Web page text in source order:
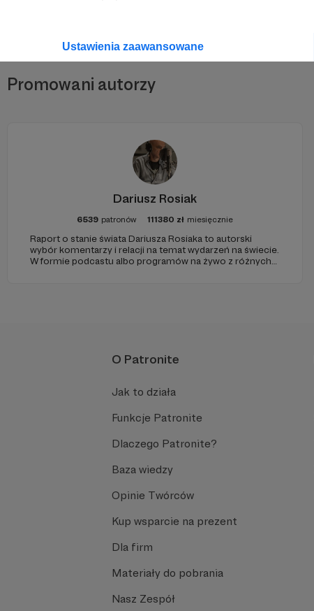
Ustawienia zaawansowane
Promowani autorzy
Dariusz Rosiak
6539 patronów 111380 zł miesięcznie
Raport o stanie świata Dariusza Rosiaka to autorski
wybór komentarzy i relacji na temat wydarzeń na świecie.
W formie podcastu albo programów na żywo z różnych
O Patronite
Jak to działa
Funkcje Patronite
Dlaczego Patronite?
Baza wiedzy
Opinie Twórców
Kup wsparcie na prezent
Dla firm
Materiały do pobrania
Nasz Zespół